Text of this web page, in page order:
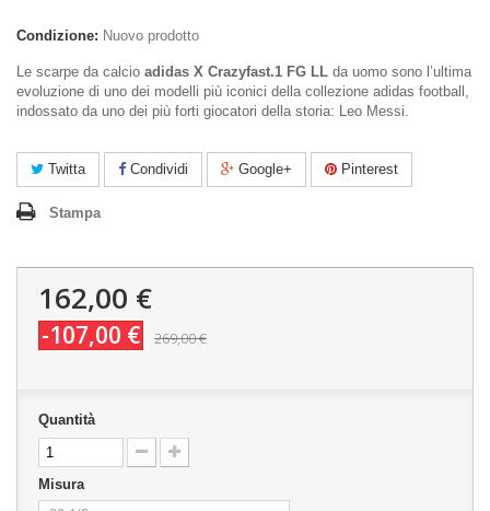
Condizione: Nuovo prodotto
Le scarpe da calcio adidas X Crazyfast.1 FG LL da uomo sono l’ultima
evoluzione di uno dei modelli più iconici della collezione adidas football,
indossato da uno dei più forti giocatori della storia: Leo Messi.
Twitta Condividi Google+ Pinterest
Stampa
162,00 €
-107,00 € 269,00 €
Quantità
Misura